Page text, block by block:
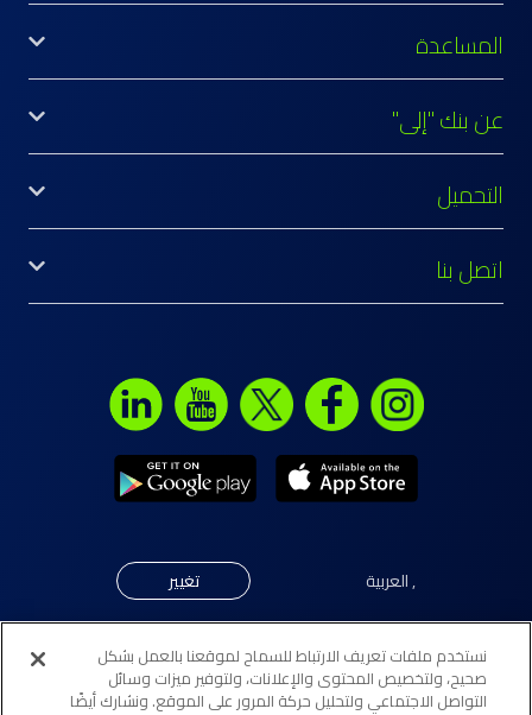
المساعدة
عن بنك "إلى"
التحميل
اتصل بنا
,العربية تغيير
© جميع الحقوق محفوظة لبنك "إلى" 2026. مرخّص كبنك تجزئة
تقليدي (فرع تجزئة) من قبل مصرف البحرين المركزي.
نستخدم ملفات تعريف الارتباط للسماح لموقعنا بالعمل بشكل
صحيح، ولتخصيص المحتوى والإعلانات، ولتوفير ميزات وسائل
التواصل الاجتماعي ولتحليل حركة المرور على الموقع. ونشارك أيضًا